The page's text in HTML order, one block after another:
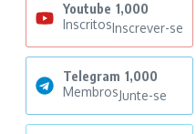
Youtube 1,000
InscritosInscrever-se
Telegram 1,000
MembrosJunte-se